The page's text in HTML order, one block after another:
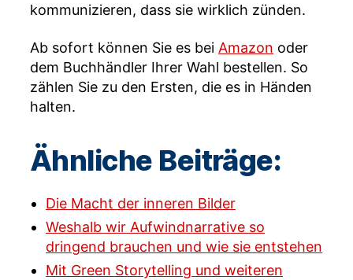
kommunizieren, dass sie wirklich zünden.
Ab sofort können Sie es bei Amazon oder
dem Buchhändler Ihrer Wahl bestellen. So
zählen Sie zu den Ersten, die es in Händen
halten.
Ähnliche Beiträge:
Die Macht der inneren Bilder
Weshalb wir Aufwindnarrative so
dringend brauchen und wie sie entstehen
Mit Green Storytelling und weiteren